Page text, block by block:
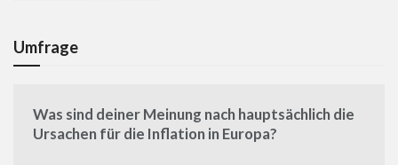
Umfrage
Was sind deiner Meinung nach hauptsächlich die
Ursachen für die Inflation in Europa?